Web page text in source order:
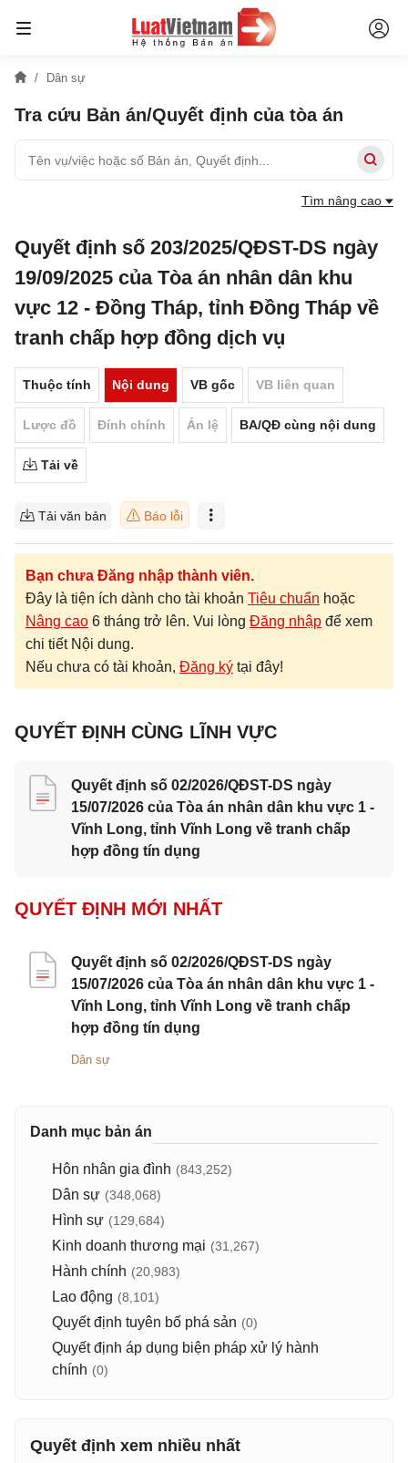
Dân sự
Tra cứu Bản án/Quyết định của tòa án
Tìm nâng cao
Quyết định số 203/2025/QĐST-DS ngày
19/09/2025 của Tòa án nhân dân khu
vực 12 - Đồng Tháp, tỉnh Đồng Tháp về
tranh chấp hợp đồng dịch vụ
Thuộc tính Nội dung VB gốc VB liên quan
Lược đồ Đính chính Án lệ BA/QĐ cùng nội dung
Tải về
Tải văn bản Báo lỗi
Bạn chưa Đăng nhập thành viên.
Đây là tiện ích dành cho tài khoản Tiêu chuẩn hoặc
Nâng cao 6 tháng trở lên. Vui lòng Đăng nhập để xem
chi tiết Nội dung.
Nếu chưa có tài khoản, Đăng ký tại đây!
QUYẾT ĐỊNH CÙNG LĨNH VỰC
Quyết định số 02/2026/QĐST-DS ngày
15/07/2026 của Tòa án nhân dân khu vực 1 -
Vĩnh Long, tỉnh Vĩnh Long về tranh chấp
hợp đồng tín dụng
QUYẾT ĐỊNH MỚI NHẤT
Quyết định số 02/2026/QĐST-DS ngày
15/07/2026 của Tòa án nhân dân khu vực 1 -
Vĩnh Long, tỉnh Vĩnh Long về tranh chấp
hợp đồng tín dụng
Dân sự
Danh mục bản án
Hôn nhân gia đình (843,252)
Dân sự (348,068)
Hình sự (129,684)
Kinh doanh thương mại (31,267)
Hành chính (20,983)
Lao động (8,101)
Quyết định tuyên bố phá sản (0)
Quyết định áp dụng biện pháp xử lý hành
chính (0)
Quyết định xem nhiều nhất